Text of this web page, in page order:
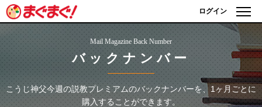
ログイン
Mail Magazine Back Number
バックナンバー
こうじ神父今週の説教プレミアムのバックナンバーを、1ヶ月ごとに
購入することができます。